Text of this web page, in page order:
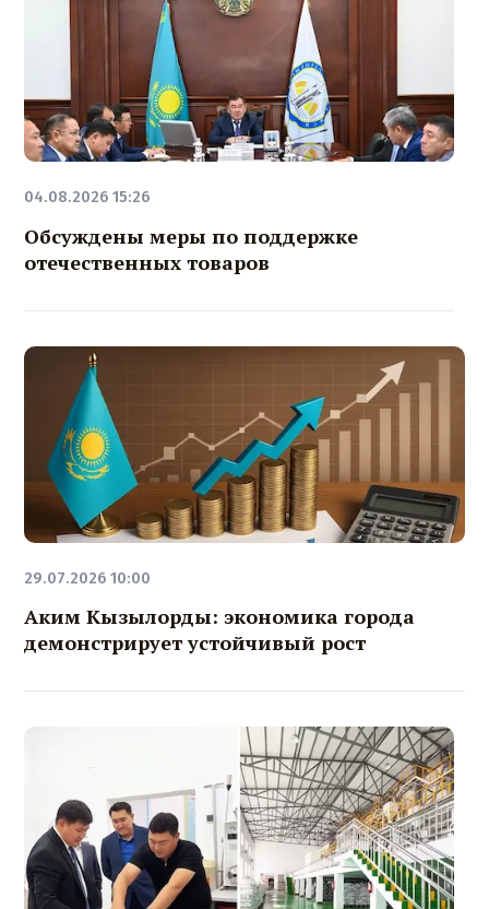
04.08.2026 15:26
Обсуждены меры по поддержке
отечественных товаров
29.07.2026 10:00
Аким Кызылорды: экономика города
демонстрирует устойчивый рост